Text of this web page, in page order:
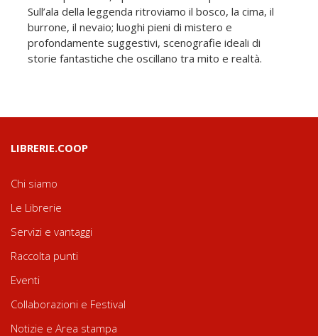
Sull’ala della leggenda ritroviamo il bosco, la cima, il
burrone, il nevaio; luoghi pieni di mistero e
profondamente suggestivi, scenografie ideali di
storie fantastiche che oscillano tra mito e realtà.
LIBRERIE.COOP
Chi siamo
Le Librerie
Servizi e vantaggi
Raccolta punti
Eventi
Collaborazioni e Festival
Notizie e Area stampa